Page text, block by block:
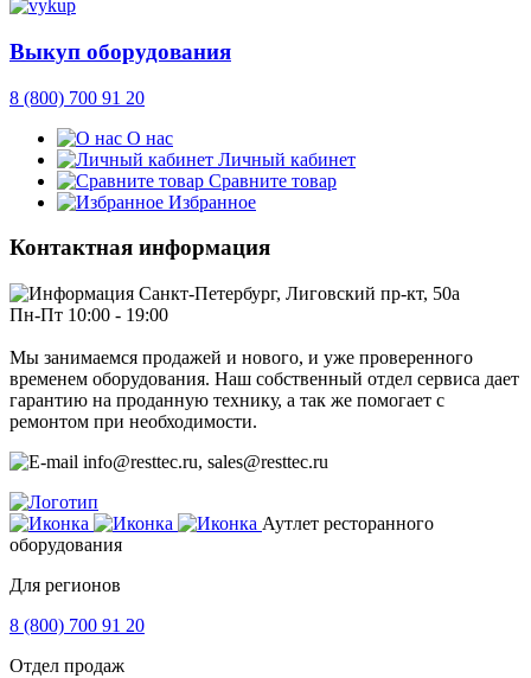
Выкуп оборудования
8 (800) 700 91 20
О нас
Личный кабинет
Сравните товар
Избранное
Контактная информация
Санкт-Петербург, Лиговский пр-кт, 50а
Пн-Пт 10:00 - 19:00
Мы занимаемся продажей и нового, и уже проверенного
временем оборудования. Наш собственный отдел сервиса дает
гарантию на проданную технику, а так же помогает с
ремонтом при необходимости.
info@resttec.ru, sales@resttec.ru
Аутлет ресторанного
оборудования
Для регионов
8 (800) 700 91 20
Отдел продаж